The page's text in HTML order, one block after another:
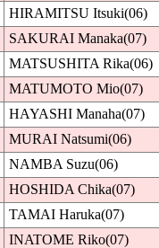
HIRAMITSU Itsuki(06)
SAKURAI Manaka(07)
MATSUSHITA Rika(06)
MATUMOTO Mio(07)
HAYASHI Manaha(07)
MURAI Natsumi(06)
NAMBA Suzu(06)
HOSHIDA Chika(07)
TAMAI Haruka(07)
INATOME Riko(07)